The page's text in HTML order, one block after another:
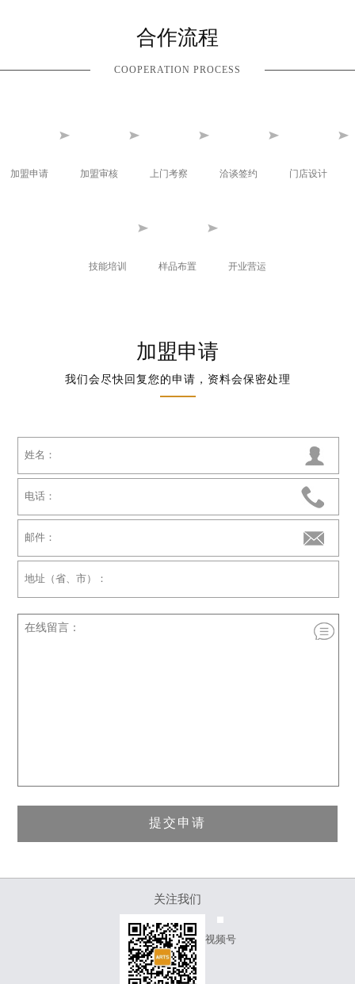
合作流程
COOPERATION PROCESS
加盟申请 加盟审核 上门考察 洽谈签约 门店设计
技能培训 样品布置 开业营运
加盟申请
我们会尽快回复您的申请，资料会保密处理
关注我们
视频号